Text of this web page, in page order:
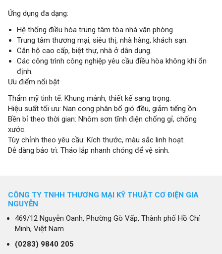
Ứng dụng đa dạng:
Hệ thống điều hòa trung tâm tòa nhà văn phòng.
Trung tâm thương mại, siêu thị, nhà hàng, khách sạn.
Căn hộ cao cấp, biệt thự, nhà ở dân dụng.
Các công trình công nghiệp yêu cầu điều hòa không khí ổn
định.
Ưu điểm nổi bật
Thẩm mỹ tinh tế: Khung mảnh, thiết kế sang trọng.
Hiệu suất tối ưu: Nan cong phân bổ gió đều, giảm tiếng ồn.
Bền bỉ theo thời gian: Nhôm sơn tĩnh điện chống gỉ, chống
xước.
Tùy chỉnh theo yêu cầu: Kích thước, màu sắc linh hoạt.
Dễ dàng bảo trì: Tháo lắp nhanh chóng để vệ sinh.
CÔNG TY TNHH THƯƠNG MẠI KỸ THUẬT CƠ ĐIỆN GIA
NGUYỄN
469/12 Nguyễn Oanh, Phường Gò Vấp, Thành phố Hồ Chí
Minh, Việt Nam
(0283) 9840 205